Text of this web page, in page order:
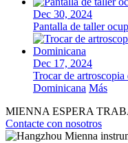
Dec 30, 2024
Pantalla de taller
Dec 17, 2024
Trocar de
Dominicana Más
MIENNA ESPERA
Contacte con nosotros